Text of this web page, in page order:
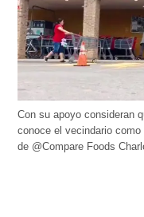
Con su apoyo consideran
conoce el vecindario
de @Compare Foods